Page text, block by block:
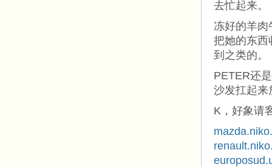
去忙起来。
冻好的羊肉
把她的东西
到之类的。
PETER还
沙发扛起来
K，好象请